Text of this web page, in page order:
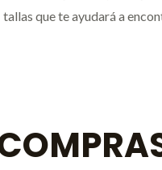
tallas que te ayudará a